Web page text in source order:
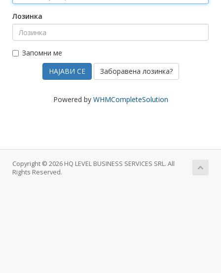
Лозинка
Запомни ме
Заборавена лозинка?
Powered by WHMCompleteSolution
Copyright © 2026 HQ LEVEL BUSINESS SERVICES SRL. All
Rights Reserved.